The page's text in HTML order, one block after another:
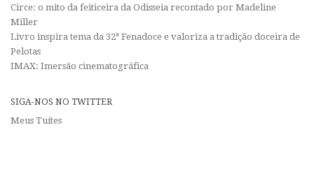
Circe: o mito da feiticeira da Odisseia recontado por Madeline
Miller
Livro inspira tema da 32ª Fenadoce e valoriza a tradição doceira de
Pelotas
IMAX: Imersão cinematográfica
SIGA-NOS NO TWITTER
Meus Tuítes